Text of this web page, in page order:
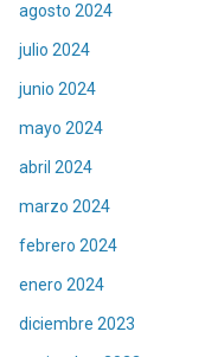
agosto 2024
julio 2024
junio 2024
mayo 2024
abril 2024
marzo 2024
febrero 2024
enero 2024
diciembre 2023